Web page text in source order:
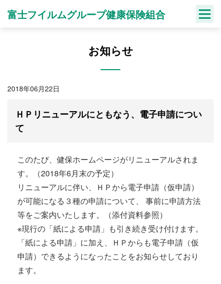
富士フイルムグループ健康保険組合
お知らせ
2018年06月22日
ＨＰリニューアルにともなう、電子申請につい
て
このたび、健保ホームページがリニューアルされま
す。（2018年6月末の予定）
リニューアルに伴い、ＨＰから電子申請（仮申請）
が可能になる３種の申請について、 事前に申請方法
等をご案内いたします。（添付資料参照）
※現行の「紙による申請」も引き続き受け付けます。
「紙による申請」に加え、ＨＰからも電子申請（仮
申請）できるようになったことをお知らせしており
ます。